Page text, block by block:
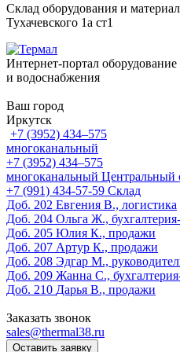
Склад оборудования и
Тухачевского 1а ст1
Интернет-портал
и водоснабжения
Ваш город
Иркутск
+7 (3952) 434‒575
многоканальный
+7 (3952) 434‒575
многоканальный Центральный
‎+7 (991) 434-57-59 Склад
Доб. 202 Евгения В., логистика
Доб. 204 Ольга Ж.,
Доб. 205 Юлия К., продажи
Доб. 207 Артур К., продажи
Доб. 208 Эдгар М.,
Доб. 209 Жанна С.,
Доб. 210 Дарья В., продажи
Заказать звонок
sales@thermal38.ru
Оставить заявку